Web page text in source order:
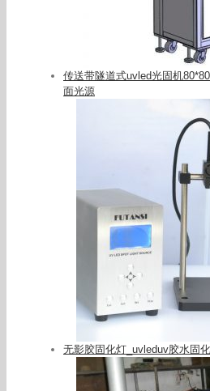
传送带隧道式uvled光固机
面光源
无影胶固化灯_uvleduv胶水固